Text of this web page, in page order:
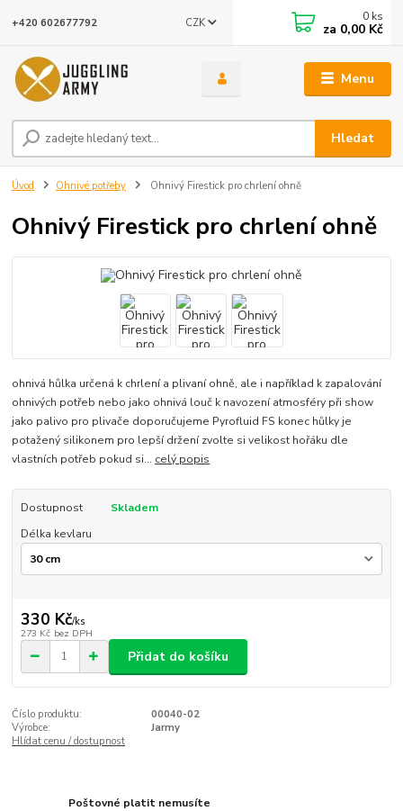
Menu
CZK
Hledat
+420 602677792 0 ks
za 0,00 Kč
Úvod Ohnivé potřeby Ohnivý Firestick pro chrlení ohně
Ohnivý Firestick pro chrlení ohně
ohnivá hůlka určená k chrlení a plivaní ohně, ale i například k zapalování
ohnivých potřeb nebo jako ohnivá louč k navození atmosféry při show
jako palivo pro plivače doporučujeme Pyrofluid FS konec hůlky je
potažený silikonem pro lepší držení zvolte si velikost hořáku dle
vlastních potřeb pokud si... celý popis
Dostupnost
Skladem
Délka kevlaru
330 Kč/ks
273 Kč bez DPH
Přidat do košíku
Číslo produktu:
00040-02
Výrobce:
Jarmy
Hlídat cenu / dostupnost
Poštovné platit nemusíte